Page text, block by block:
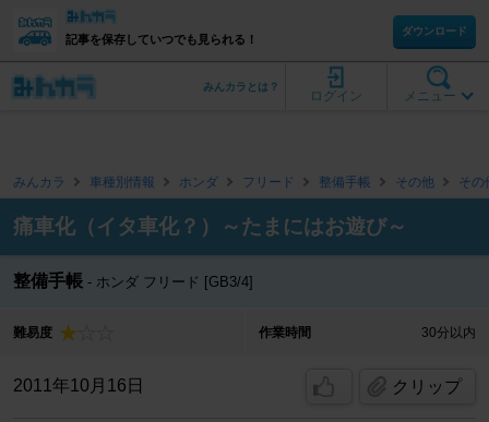
記事を保存していつでも見られる！
ダウンロード
メニュー
ログイン
みんカラとは？
みんカラ 車種別情報 ホンダ フリード 整備手帳 その他 その
痛車化（イタ車化？）～たまにはお遊び～
整備手帳 ホンダ フリード [GB3/4]
難易度 作業時間 30分以内
2011年10月16日 クリップ